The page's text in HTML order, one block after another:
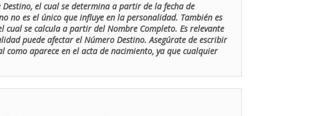
el cual se determina a partir de la fecha de
no es el único que influye en la personalidad. También es
cual se calcula a partir del Nombre Completo. Es relevante
puede afectar el Número Destino. Asegúrate de escribir
como aparece en el acta de nacimiento, ya que cualquier